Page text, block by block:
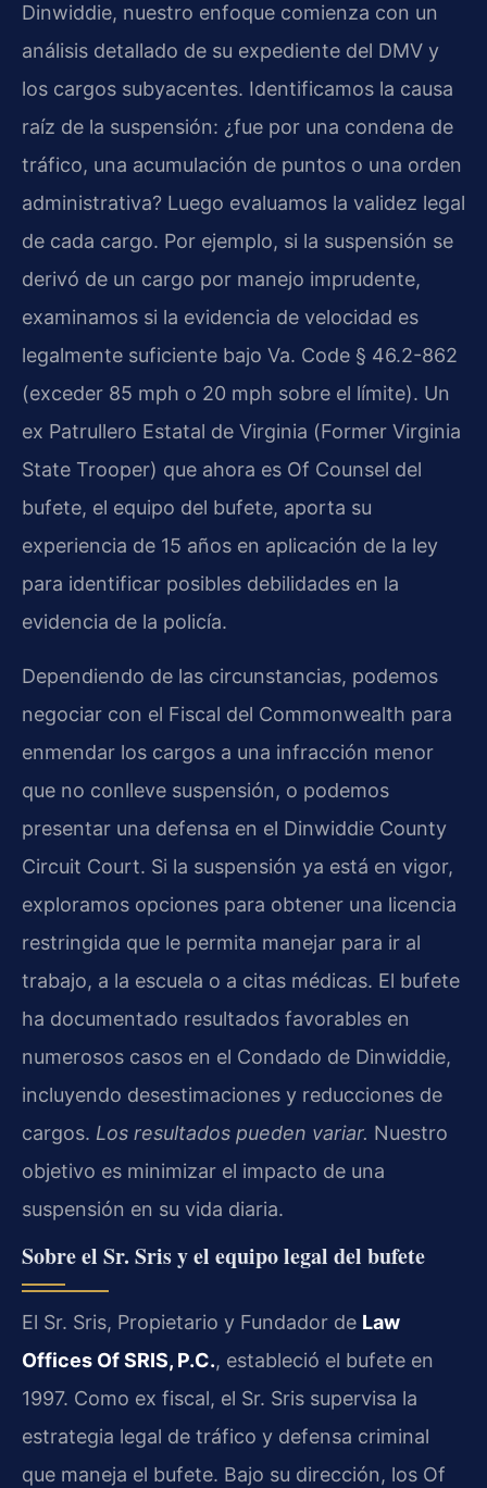
Dinwiddie, nuestro enfoque comienza con un
análisis detallado de su expediente del DMV y
los cargos subyacentes. Identificamos la causa
raíz de la suspensión: ¿fue por una condena de
tráfico, una acumulación de puntos o una orden
administrativa? Luego evaluamos la validez legal
de cada cargo. Por ejemplo, si la suspensión se
derivó de un cargo por manejo imprudente,
examinamos si la evidencia de velocidad es
legalmente suficiente bajo Va. Code § 46.2-862
(exceder 85 mph o 20 mph sobre el límite). Un
ex Patrullero Estatal de Virginia (Former Virginia
State Trooper) que ahora es Of Counsel del
bufete, el equipo del bufete, aporta su
experiencia de 15 años en aplicación de la ley
para identificar posibles debilidades en la
evidencia de la policía.
Dependiendo de las circunstancias, podemos
negociar con el Fiscal del Commonwealth para
enmendar los cargos a una infracción menor
que no conlleve suspensión, o podemos
presentar una defensa en el Dinwiddie County
Circuit Court. Si la suspensión ya está en vigor,
exploramos opciones para obtener una licencia
restringida que le permita manejar para ir al
trabajo, a la escuela o a citas médicas. El bufete
ha documentado resultados favorables en
numerosos casos en el Condado de Dinwiddie,
incluyendo desestimaciones y reducciones de
cargos. Los resultados pueden variar. Nuestro
objetivo es minimizar el impacto de una
suspensión en su vida diaria.
Sobre el Sr. Sris y el equipo legal del bufete
El Sr. Sris, Propietario y Fundador de Law
Offices Of SRIS, P.C., estableció el bufete en
1997. Como ex fiscal, el Sr. Sris supervisa la
estrategia legal de tráfico y defensa criminal
que maneja el bufete. Bajo su dirección, los Of